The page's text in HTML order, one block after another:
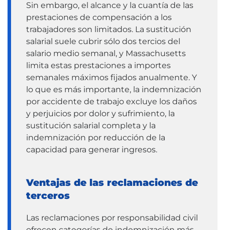
Sin embargo, el alcance y la cuantía de las
prestaciones de compensación a los
trabajadores son limitados. La sustitución
salarial suele cubrir sólo dos tercios del
salario medio semanal, y Massachusetts
limita estas prestaciones a importes
semanales máximos fijados anualmente. Y
lo que es más importante, la indemnización
por accidente de trabajo excluye los daños
y perjuicios por dolor y sufrimiento, la
sustitución salarial completa y la
indemnización por reducción de la
capacidad para generar ingresos.
Ventajas de las reclamaciones de
terceros
Las reclamaciones por responsabilidad civil